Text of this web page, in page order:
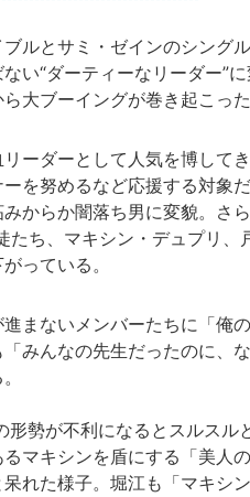
ルとサミ・ゼインのシング
い“ダーティーなリーダー”
大ブーイングが巻き起こった
ーダーとして人気を博して
を努めるなど応援する対象
からか闇落ち男に変貌。さ
たち、マキシン・デュプリ
っている。
まないメンバーたちに「俺
みんなの先生だったのに、
勢が不利になるとスルスル
マキシンを盾にする「美人
れた様子。堀江も「マキシ